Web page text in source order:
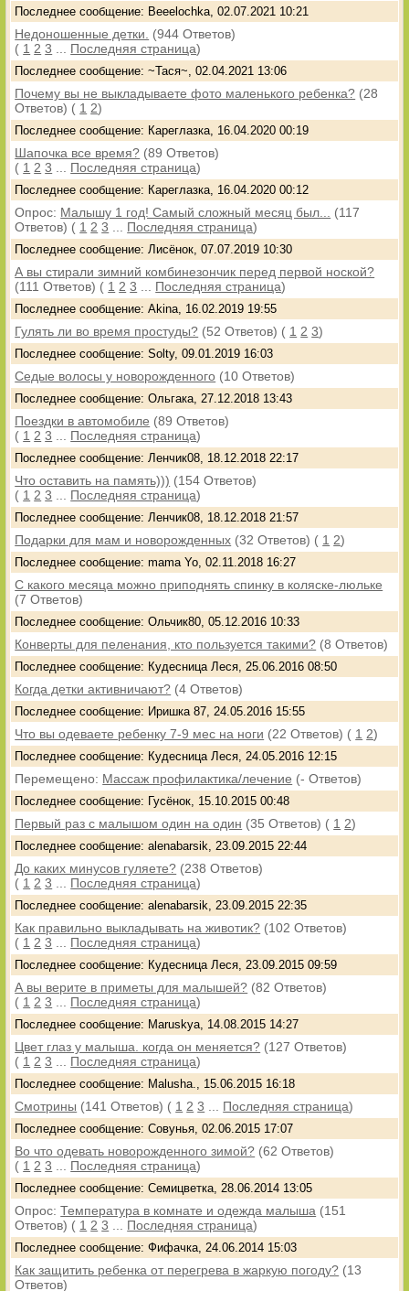
Последнее сообщение: Beeelochka, 02.07.2021 10:21
Недоношенные детки.
(944 Ответов)
( 1 2 3 Последняя страница)
Последнее сообщение: ~Тася~, 02.04.2021 13:06
Почему вы не выкладываете фото маленького ребенка? (28
Ответов) ( 1 2)
Последнее сообщение: Кареглазка, 16.04.2020 00:19
Шапочка все время? (89 Ответов)
( 1 2 3 Последняя страница)
Последнее сообщение: Кареглазка, 16.04.2020 00:12
Опрос: Малышу 1 год! Самый сложный месяц был...
(117
Ответов) ( 1 2 3 Последняя страница)
Последнее сообщение: Лисёнок, 07.07.2019 10:30
А вы стирали зимний комбинезончик перед первой ноской?
(111 Ответов) ( 1 2 3 Последняя страница)
Последнее сообщение: Akina, 16.02.2019 19:55
Гулять ли во время простуды? (52 Ответов) ( 1 2 3)
Последнее сообщение: Solty, 09.01.2019 16:03
Седые волосы у новорожденного (10 Ответов)
Последнее сообщение: Ольгака, 27.12.2018 13:43
Поездки в автомобиле (89 Ответов)
( 1 2 3 Последняя страница)
Последнее сообщение: Ленчик08, 18.12.2018 22:17
Что оставить на память))) (154 Ответов)
( 1 2 3 Последняя страница)
Последнее сообщение: Ленчик08, 18.12.2018 21:57
Подарки для мам и новорожденных (32 Ответов) ( 1 2)
Последнее сообщение: mama Yo, 02.11.2018 16:27
С какого месяца можно приподнять спинку в коляске-люльке
(7 Ответов)
Последнее сообщение: Ольчик80, 05.12.2016 10:33
Конверты для пеленания, кто пользуется такими? (8 Ответов)
Последнее сообщение: Кудесница Леся, 25.06.2016 08:50
Когда детки активничают? (4 Ответов)
Последнее сообщение: Иришка 87, 24.05.2016 15:55
Что вы одеваете ребенку 7-9 мес на ноги (22 Ответов) ( 1 2)
Последнее сообщение: Кудесница Леся, 24.05.2016 12:15
Перемещено: Массаж профилактика/лечение (- Ответов)
Последнее сообщение: Гусёнок, 15.10.2015 00:48
Первый раз с малышом один на один (35 Ответов) ( 1 2)
Последнее сообщение: alenabarsik, 23.09.2015 22:44
До каких минусов гуляете? (238 Ответов)
( 1 2 3 Последняя страница)
Последнее сообщение: alenabarsik, 23.09.2015 22:35
Как правильно выкладывать на животик? (102 Ответов)
( 1 2 3 Последняя страница)
Последнее сообщение: Кудесница Леся, 23.09.2015 09:59
А вы верите в приметы для малышей? (82 Ответов)
( 1 2 3 Последняя страница)
Последнее сообщение: Maruskya, 14.08.2015 14:27
Цвет глаз у малыша. когда он меняется? (127 Ответов)
( 1 2 3 Последняя страница)
Последнее сообщение: Malusha., 15.06.2015 16:18
Смотрины (141 Ответов) ( 1 2 3 Последняя страница)
Последнее сообщение: Совунья, 02.06.2015 17:07
Во что одевать новорожденного зимой? (62 Ответов)
( 1 2 3 Последняя страница)
Последнее сообщение: Семицветка, 28.06.2014 13:05
Опрос:Температура в комнате и одежда малыша (151
Ответов) ( 1 2 3 Последняя страница)
Последнее сообщение: Фифачка, 24.06.2014 15:03
Как защитить ребенка от перегрева в жаркую погоду? (13
Ответов)